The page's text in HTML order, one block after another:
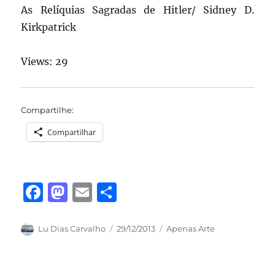
As Relíquias Sagradas de Hitler/ Sidney D.
Kirkpatrick
Views: 29
Compartilhe:
Compartilhar
F
c
M
st
E
ai a
Autor
Lu Dias Carvalho
Publicado
29/12/2013 Categorias
Apenas Arte